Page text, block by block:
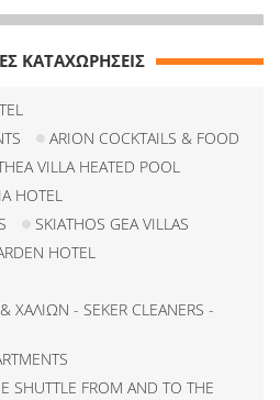
ΚΑΤΑΧΩΡΗΣΕΙΣ
ARION COCKTAILS & FOOD
VILLA HEATED POOL
HOTEL
SKIATHOS GEA VILLAS
HOTEL
- SEKER CLEANERS -
SHUTTLE FROM AND TO THE